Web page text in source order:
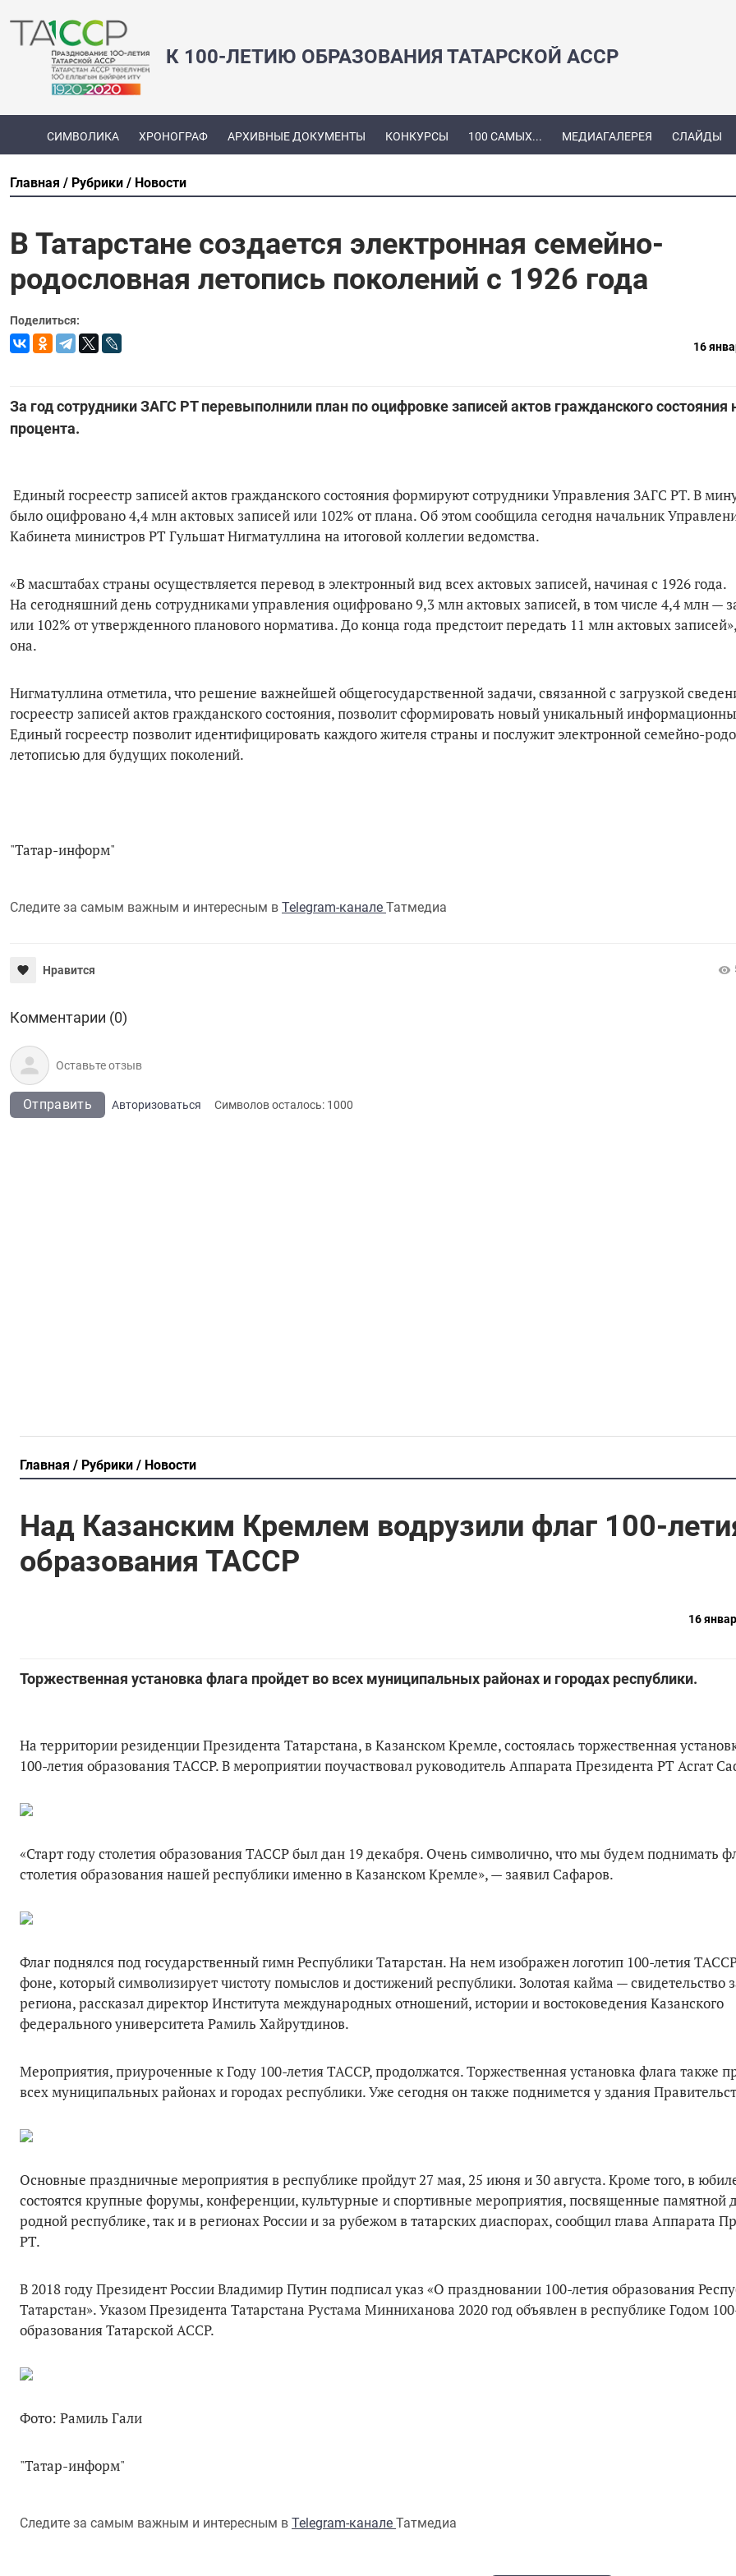
К 100-ЛЕТИЮ ОБРАЗОВАНИЯ ТАТАРСКОЙ АССР
СИМВОЛИКА ХРОНОГРАФ АРХИВНЫЕ ДОКУМЕНТЫ КОНКУРСЫ 100 САМЫХ... МЕДИАГАЛЕРЕЯ СЛАЙДЫ
Главная Рубрики Новости
В Татарстане создается электронная семейно-
родословная летопись поколений с 1926 года
Поделиться:
16
За год сотрудники ЗАГС РТ перевыполнили план по оцифровке записей актов гражданского состояния
процента.
Единый госреестр записей актов гражданского состояния формируют сотрудники Управления ЗАГС РТ. В
было оцифровано 4,4 млн актовых записей или 102% от плана. Об этом сообщила сегодня начальник
Кабинета министров РТ Гульшат Нигматуллина на итоговой коллегии ведомства.
«В масштабах страны осуществляется перевод в электронный вид всех актовых записей, начиная с 1926 года.
На сегодняшний день сотрудниками управления оцифровано 9,3 млн актовых записей, в том числе 4,4 млн —
или 102% от утвержденного планового норматива. До конца года предстоит передать 11 млн актовых
она.
Нигматуллина отметила, что решение важнейшей общегосударственной задачи, связанной с загрузкой
госреестр записей актов гражданского состояния, позволит сформировать новый уникальный
Единый госреестр позволит идентифицировать каждого жителя страны и послужит электронной семейно-
летописью для будущих поколений.
"Татар-информ"
Следите за самым важным и интересным в Telegram-канале Татмедиа
Нравится
Комментарии (0)
Отправить Авторизоваться Символов осталось: 1000
Главная Рубрики Новости
Над Казанским Кремлем водрузили флаг 100-
образования ТАССР
16
Торжественная установка флага пройдет во всех муниципальных районах и городах республики.
На территории резиденции Президента Татарстана, в Казанском Кремле, состоялась торжественная
100-летия образования ТАССР. В мероприятии поучаствовал руководитель Аппарата Президента РТ Асгат
«Старт году столетия образования ТАССР был дан 19 декабря. Очень символично, что мы будем поднимать
столетия образования нашей республики именно в Казанском Кремле», — заявил Сафаров.
Флаг поднялся под государственный гимн Республики Татарстан. На нем изображен логотип 100-летия
фоне, который символизирует чистоту помыслов и достижений республики. Золотая кайма — свидетельство
региона, рассказал директор Института международных отношений, истории и востоковедения Казанского
федерального университета Рамиль Хайрутдинов.
Мероприятия, приуроченные к Году 100-летия ТАССР, продолжатся. Торжественная установка флага также
всех муниципальных районах и городах республики. Уже сегодня он также поднимется у здания
Основные праздничные мероприятия в республике пройдут 27 мая, 25 июня и 30 августа. Кроме того, в
состоятся крупные форумы, конференции, культурные и спортивные мероприятия, посвященные памятной
родной республике, так и в регионах России и за рубежом в татарских диаспорах, сообщил глава Аппарата
РТ.
В 2018 году Президент России Владимир Путин подписал указ «О праздновании 100-летия образования
Татарстан». Указом Президента Татарстана Рустама Минниханова 2020 год объявлен в республике Годом
образования Татарской АССР.
Фото: Рамиль Гали
"Татар-информ"
Следите за самым важным и интересным в Telegram-канале Татмедиа